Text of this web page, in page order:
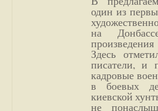
один из
на
Здесь
писатели, и
кадровые
в боевых
киевской
не